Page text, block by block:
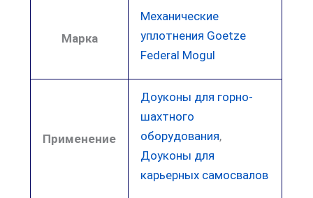
Марка
Механические
уплотнения Goetze
Federal Mogul
Применение
Доуконы для горно-
шахтного
оборудования,
Доуконы для
карьерных самосвалов